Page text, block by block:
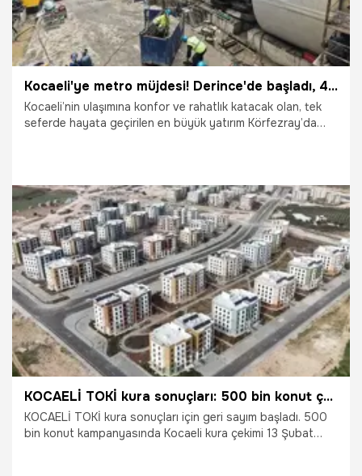
Kocaeli'ye metro müjdesi! Derince'de başladı, 4'e yükseldi
Kocaeli’nin ulaşımına konfor ve rahatlık katacak olan, tek
seferde hayata geçirilen en büyük yatırım Körfezray’da
16.02.2026 Kocaeli
KOCAELİ TOKİ kura sonuçları: 500 bin konut çekilişi yapıldı mı? Kocaeli asil ve yedek listeler belli oldu
KOCAELİ TOKİ kura sonuçları için geri sayım başladı. 500
bin konut kampanyasında Kocaeli kura çekimi 13 Şubat